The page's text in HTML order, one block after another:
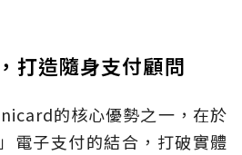
打造隨身支付顧問
的核心優勢之一，在於
電子支付的結合，打破實體